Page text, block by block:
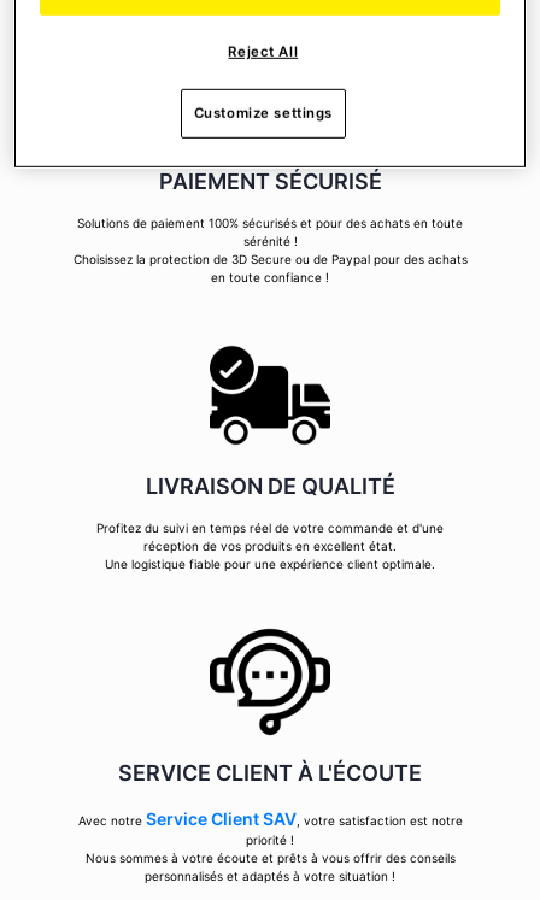
PAIEMENT SÉCURISÉ
Solutions de paiement 100% sécurisés et pour des achats en toute
sérénité !
Choisissez la protection de 3D Secure ou de Paypal pour des achats
en toute confiance !
LIVRAISON DE QUALITÉ
Profitez du suivi en temps réel de votre commande et d'une
réception de vos produits en excellent état.
Une logistique fiable pour une expérience client optimale.
SERVICE CLIENT À L'ÉCOUTE
Avec notre Service Client SAV, votre satisfaction est notre
priorité !
Nous sommes à votre écoute et prêts à vous offrir des conseils
personnalisés et adaptés à votre situation !
Reject All
Customize settings